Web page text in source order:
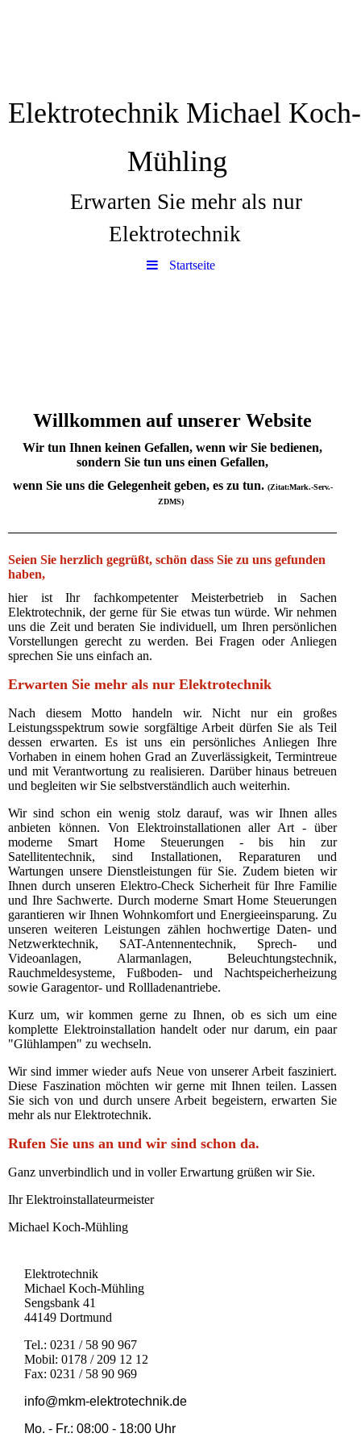
Elektrotechnik Michael Koch-
Mühling
Erwarten Sie mehr als nur
Elektrotechnik
Startseite
Willkommen auf unserer Website
Wir tun Ihnen keinen Gefallen, wenn wir Sie bedienen,
sondern Sie tun uns einen Gefallen,
wenn Sie uns die Gelegenheit geben, es zu tun. (Zitat:Mark.-Serv.-
ZDMS)
Seien Sie herzlich gegrüßt, schön dass Sie zu uns gefunden
haben,
hier ist Ihr fachkompetenter Meisterbetrieb in Sachen
Elektrotechnik, der gerne für Sie etwas tun würde. Wir nehmen
uns die Zeit und beraten Sie individuell, um Ihren persönlichen
Vorstellungen gerecht zu werden.Bei Fragen oder Anliegen
sprechen Sie uns einfach an.
Erwarten Sie mehr als nur Elektrotechnik
Nach diesem Motto handeln wir. Nicht nur ein großes
Leistungsspektrum sowie sorgfältige Arbeit dürfen Sie als Teil
dessen erwarten. Es ist uns ein persönliches Anliegen Ihre
Vorhaben in einem hohen Grad an Zuverlässigkeit, Termintreue
und mit Verantwortung zu realisieren. Darüber hinaus betreuen
und begleiten wir Sie selbstverständlich auch weiterhin.
Wir sind schon ein wenig stolz darauf, was wir Ihnen alles
anbieten können. Von Elektroinstallationen aller Art - über
moderne Smart Home Steuerungen - bis hin zur
Satellitentechnik, sind Installationen, Reparaturen und
Wartungen unsere Dienstleistungen für Sie. Zudem bieten wir
Ihnen durch unseren Elektro-Check Sicherheit für Ihre Familie
und Ihre Sachwerte. Durch moderne Smart Home Steuerungen
garantieren wir Ihnen Wohnkomfort und Energieeinsparung. Zu
unseren weiteren Leistungen zählen hochwertige Daten- und
Netzwerktechnik, SAT-Antennentechnik, Sprech- und
Videoanlagen, Alarmanlagen, Beleuchtungstechnik,
Rauchmeldesysteme, Fußboden- und Nachtspeicherheizung
sowie Garagentor- und Rollladenantriebe.
Kurz um, wir kommen gerne zu Ihnen, ob es sich um eine
komplette Elektroinstallation handelt oder nur darum, ein paar
"Glühlampen" zu wechseln.
Wir sind immer wieder aufs Neue von unserer Arbeit fasziniert.
Diese Faszination möchten wir gerne mit Ihnen teilen. Lassen
Sie sich von und durch unsere Arbeit begeistern, erwarten Sie
mehr als nur Elektrotechnik.
Rufen Sie uns an und wir sind schon da.
Ganz unverbindlich und in voller Erwartung grüßen wir Sie.
Ihr Elektroinstallateurmeister
Michael Koch-Mühling
Elektrotechnik
Michael Koch-Mühling
Sengsbank 41
44149 Dortmund
Tel.: 0231 / 58 90 967
Mobil: 0178 / 209 12 12
Fax: 0231 / 58 90 969
info@mkm-elektrotechnik.de
Mo. - Fr.: 08:00 - 18:00 Uhr